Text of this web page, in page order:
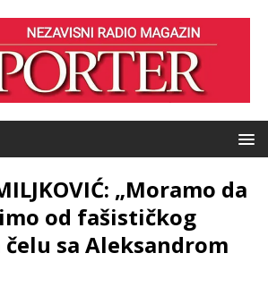
„Moramo da
od fašističkog
sa Aleksandrom